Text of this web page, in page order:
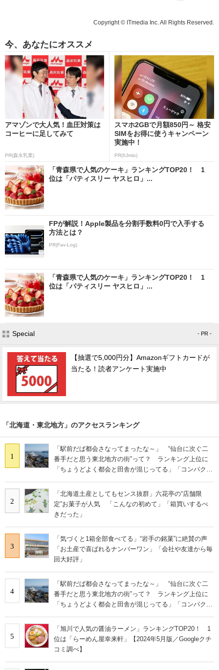
Copyright © ITmedia Inc. All Rights Reserved.
今、あなたにオススメ
アマゾンで大人気！血圧対策は
コーヒーに足してみて
PR(森永乳業)
スマホ2GBで月額850円～ 格安
SIMをお得に使うキャンペーン
実施中！
PR(IIJmio)
「青森県で人気のケーキ」ランキングTOP20！ 1
位は「パティスリー ヤスヒロ」...
FPが解説！Apple製品を分割手数料0円で入手する
方法とは？
PR(Fav-Log)
「青森県で人気のケーキ」ランキングTOP20！ 1
位は「パティスリー ヤスヒロ」...
Special - PR -
【抽選で5,000円分】Amazonギフトカードが
当たる！読者アンケート実施中
「北海道・東北地方」のアクセスランキング
1
「駅前だば都会さなってまったな～」 “仙台に次ぐ二
番手だと思う東北地方の街”って？ ランキング上位に
「ちょうどよく都会と田舎が混じってる」「コンパクト
2
「北海道土産としてもセンス抜群」六花亭の“店舗限
定”お菓子が人気 「こんなの初めて」「箱買いするべ
きだった」
3
「気づくと1箱全部食べてる」“岩手の銘菓”に絶賛の声
「お土産で喜ばれるナンバーワン」「会社や友達から毎
回大好評」
4
「駅前だば都会さなってまったな～」 “仙台に次ぐ二
番手だと思う東北地方の街”って？ ランキング上位に
「ちょうどよく都会と田舎が混じってる」「コンパクト
5
「旭川で人気の醤油ラーメン」ランキングTOP20！ 1
位は「らーめん屋幸来軒」【2024年5月版／Googleクチ
コミ調べ】